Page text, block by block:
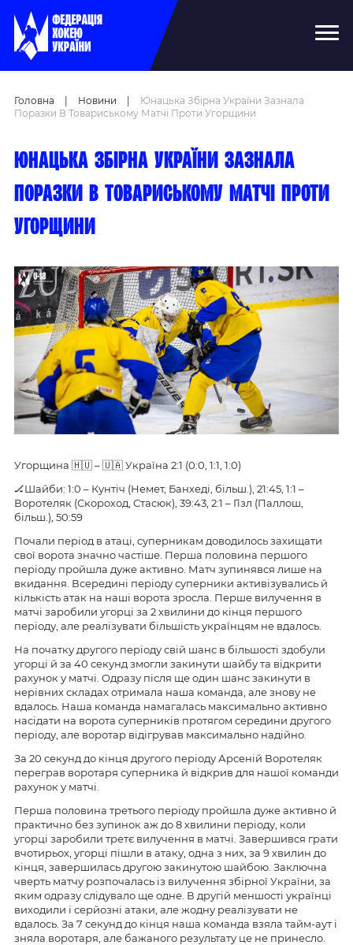
Головна Новини
Юнацька Збірна України Зазнала
Поразки В Товариському Матчі Проти Угорщини
Юнацька збірна України зазнала
поразки в товариському матчі проти
Угорщини
Угорщина 🇭🇺 – 🇺🇦 Україна 2:1 (0:0, 1:1, 1:0)
🏒Шайби: 1:0 – Кунтіч (Немет, Банхеді, більш.), 21:45, 1:1 –
Воротеляк (Скороход, Стасюк), 39:43, 2:1 – Гізл (Паллош,
більш.), 50:59
Почали період в атаці, суперникам доводилось захищати
свої ворота значно частіше. Перша половина першого
періоду пройшла дуже активно. Матч зупинявся лише на
вкидання. Всередині періоду суперники активізувались й
кількість атак на наші ворота зросла. Перше вилучення в
матчі заробили угорці за 2 хвилини до кінця першого
періоду, але реалізувати більшість українцям не вдалось.
На початку другого періоду свій шанс в більшості здобули
угорці й за 40 секунд змогли закинути шайбу та відкрити
рахунок у матчі. Одразу після ще один шанс закинути в
нерівних складах отримала наша команда, але знову не
вдалось. Наша команда намагалась максимально активно
насідати на ворота суперників протягом середини другого
періоду, але воротар відігрував максимально надійно.
За 20 секунд до кінця другого періоду Арсеній Воротеляк
переграв воротаря суперника й відкрив для нашої команди
рахунок у матчі.
Перша половина третього періоду пройшла дуже активно й
практично без зупинок аж до 8 хвилини періоду, коли
угорці заробили третє вилучення в матчі. Завершився грати
вчотирьох, угорці пішли в атаку, одна з них, за 9 хвилин до
кінця, завершилась другою закинутою шайбою. Заключна
чверть матчу розпочалась із вилучення збірної України, за
яким одразу слідувало ще одне. В другій меншості українці
виходили і серйозні атаки, але жодну реалізувати не
вдалось. За 7 секунд до кінця наша команда взяла тайм-аут і
зняла воротаря, але бажаного результату це не принесло.